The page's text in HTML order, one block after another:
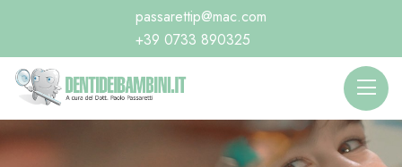
passarettip@mac.com
+39 0733 890325